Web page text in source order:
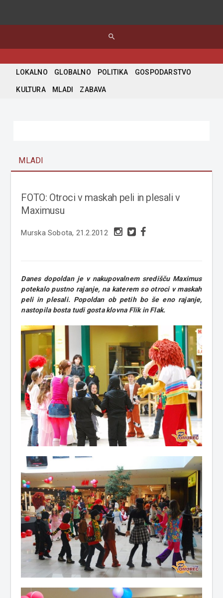
search
LOKALNO GLOBALNO POLITIKA GOSPODARSTVO
KULTURA MLADI ZABAVA
MLADI
FOTO: Otroci v maskah peli in plesali v
Maximusu
Murska Sobota, 21.2.2012
Danes dopoldan je v nakupovalnem središču Maximus
potekalo pustno rajanje, na katerem so otroci v maskah
peliin plesali. Popoldan ob petih bo še eno rajanje,
nastopila bosta tudi gosta klovna Flik in Flak.